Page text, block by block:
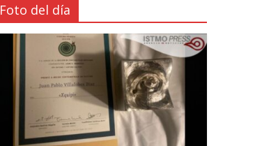
Foto del día